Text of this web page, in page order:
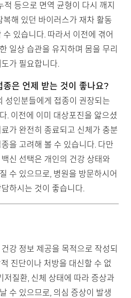
적 등으로 면역 균형이 다시 깨지
복해 있던 바이러스가 재차 활동
있습니다. 따라서 이전에 겪어
일상 습관을 유지하며 몸을 무리
가 필요합니다.
은 언제 받는 것이 좋나요?
성인분들에게 접종이 권장되는
. 이전에 이미 대상포진을 앓으셨
가 완전히 종료되고 신체가 충분
을 고려해 볼 수 있습니다. 다만
신 선택은 개인의 건강 상태와
수 있으므로, 병원을 방문하시어
하시는 것이 좋습니다.
강 정보 제공을 목적으로 작성되
진단이나 처방을 대신할 수 없
저질환, 신체 상태에 따라 증상과
수 있으므로, 의심 증상이 발생